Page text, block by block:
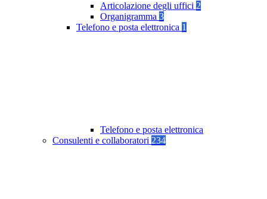
Articolazione degli uffici 2
Organigramma 3
Telefono e posta elettronica 1
Telefono e posta elettronica
Consulenti e collaboratori 234